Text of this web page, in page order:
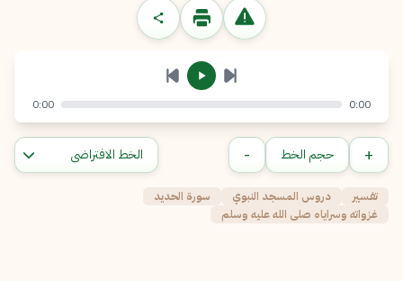
إرسال إلغاء
0:00
0:00
+ حجم الخط -
تفسير دروس المسجد النبوي
سورة الحديد
غزواته وسراياه صلى الله عليه وسلم